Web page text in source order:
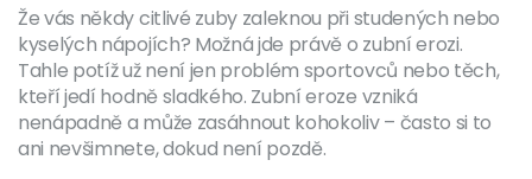
Že vás někdy citlivé zuby zaleknou při studených nebo
kyselých nápojích? Možná jde právě o zubní erozi.
Tahle potíž už není jen problém sportovců nebo těch,
kteří jedí hodně sladkého. Zubní eroze vzniká
nenápadně a může zasáhnout kohokoliv – často si to
ani nevšimnete, dokud není pozdě.